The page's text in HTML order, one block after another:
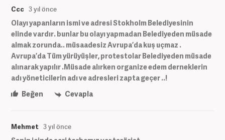
Ccc 3 yıl önce
Olayı yapanların ismi ve adresi Stokholm Belediyesinin
elinde vardır. bunlar bu olayı yapmadan Belediyeden müsade
almak zorunda.. müsaadesiz Avrupa’da kuş uçmaz .
Avrupa’da Tüm yürüyüşler, protestolar Belediyeden müsade
alınarak yapılır .Müsade alırken organize edem derneklerin
adı yöneticilerin adı ve adresleri zapta geçer ..!
Beğen
Cevapla
Mehmet 3 yıl önce